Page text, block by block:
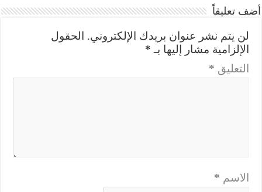
أضف تعليقاً
لن يتم نشر عنوان بريدك الإلكتروني.
الحقول
الإلزامية مشار إليها بـ *
التعليق *
الاسم *